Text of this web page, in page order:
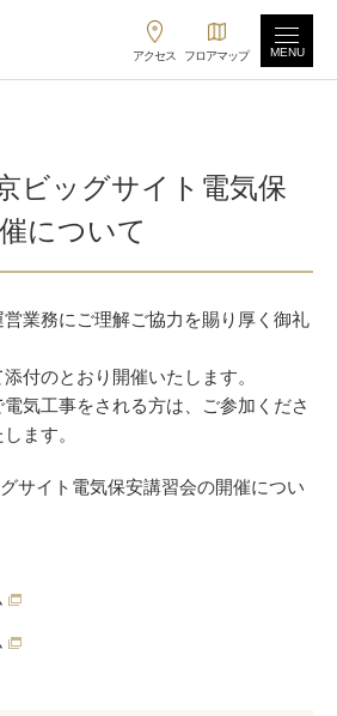
アクセス フロアマップ MENU
ビッグサイト電気保
について
業務にご理解ご協力を賜り厚く御礼
付のとおり開催いたします。
気工事をされる方は、ご参加くださ
ます。
サイト電気保安講習会の開催につい